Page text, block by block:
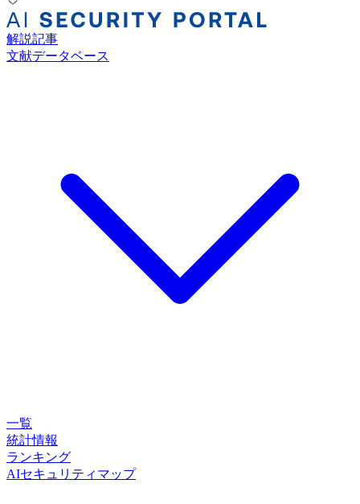
解説記事
文献データベース
一覧
統計情報
ランキング
AIセキュリティマップ